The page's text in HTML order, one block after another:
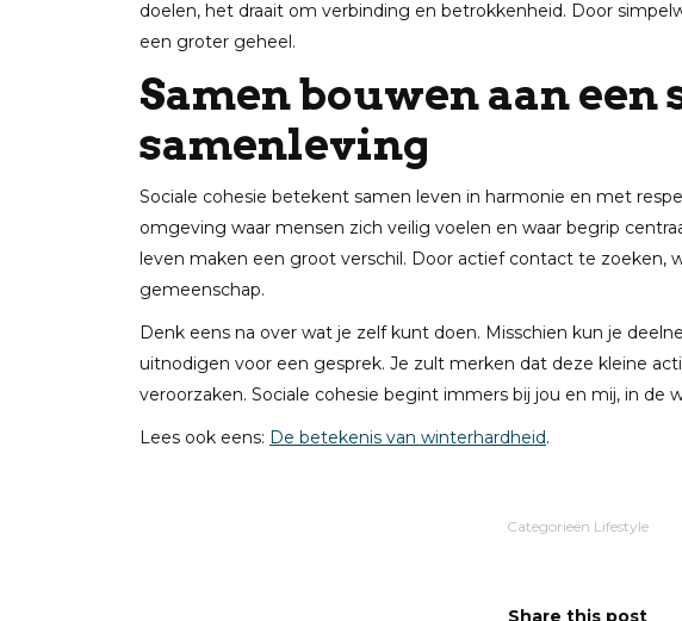
doelen, het draait om verbinding en betrokkenheid. Door
een groter geheel.
Samen bouwen aan
samenleving
Sociale cohesie betekent samen leven in harmonie en met
omgeving waar mensen zich veilig voelen en waar begrip
leven maken een groot verschil. Door actief contact te zoeken,
gemeenschap.
Denk eens na over wat je zelf kunt doen. Misschien kun je
uitnodigen voor een gesprek. Je zult merken dat deze kleine
veroorzaken. Sociale cohesie begint immers bij jou en mij, in de
Lees ook eens: De betekenis van winterhardheid.
Categorieën Lifestyle
Share this post